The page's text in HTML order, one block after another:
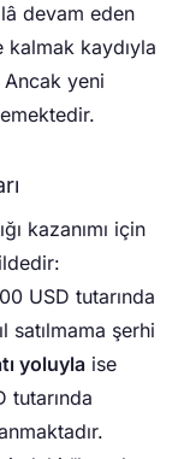
devam eden
kalmak kaydıyla
yeni
kazanımı için
USD tutarında
satılmama şerhi
yoluyla ise
tutarında